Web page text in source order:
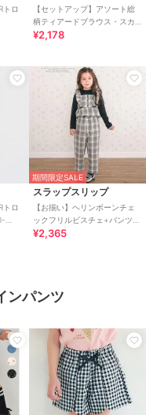
トロ
【セットアップ】アソート総
柄ティアードブラウス・スカ
ラップパンツセット【子供
¥2,178
トロ
期間限定SALE
スラップスリップ
【お揃い】ヘリンボーンチェ
ックフリルビスチェ+パンツセ
ットアップ(80~130cm)
¥2,365
ンパンツ